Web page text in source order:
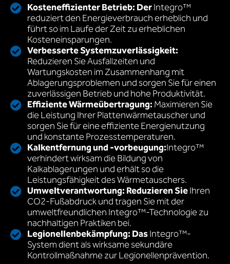
Kosteneffizienter Betrieb: DerIntegro™
reduziert den Energieverbrauch erheblich und
führt so im Laufe der Zeit zu erheblichen
Kosteneinsparungen.
Verbesserte Systemzuverlässigkeit:
Reduzieren Sie Ausfallzeiten und
Wartungskosten im Zusammenhang mit
Ablagerungsproblemen und sorgen Sie für einen
zuverlässigen Betrieb und hohe Produktivität.
Effiziente Wärmeübertragung:Maximieren Sie
die Leistung Ihrer Plattenwärmetauscher und
sorgen Sie für eine effiziente Energienutzung
und konstante Prozesstemperaturen.
Kalkentfernung und -vorbeugung:Integro™
verhindert wirksam die Bildung von
Kalkablagerungen und erhält so die
Leistungsfähigkeit des Wärmetauschers.
Umweltverantwortung: Reduzieren SieIhren
CO2-Fußabdruck und tragen Sie mit der
umweltfreundlichen Integro™-Technologie zu
nachhaltigen Praktiken bei.
Legionellenbekämpfung: DasIntegro™-
System dient als wirksame sekundäre
Kontrollmaßnahme zur Legionellenprävention.